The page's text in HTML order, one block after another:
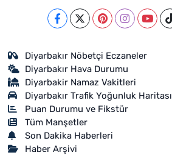
Diyarbakır Nöbetçi Eczaneler
Diyarbakır Hava Durumu
Diyarbakir Namaz Vakitleri
Diyarbakır Trafik Yoğunluk Haritası
Puan Durumu ve Fikstür
Tüm Manşetler
Son Dakika Haberleri
Haber Arşivi